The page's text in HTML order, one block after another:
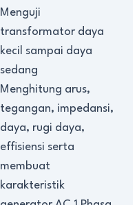
Menguji
transformator daya
kecil sampai daya
sedang
Menghitung arus,
tegangan, impedansi,
daya, rugi daya,
effisiensi serta
membuat
karakteristik